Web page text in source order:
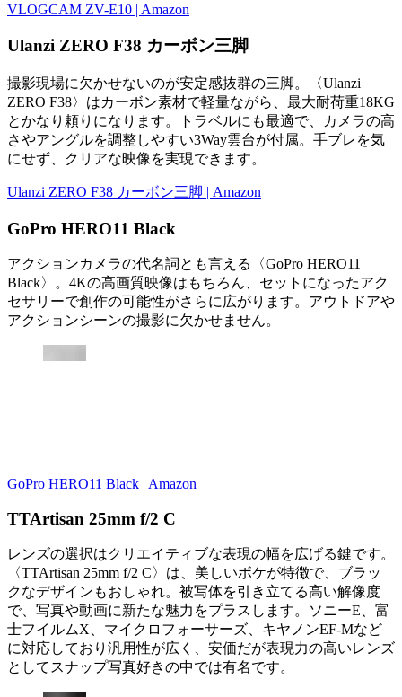
VLOGCAM ZV-E10 | Amazon
Ulanzi ZERO F38 カーボン三脚
撮影現場に欠かせないのが安定感抜群の三脚。〈Ulanzi
ZERO F38〉はカーボン素材で軽量ながら、最大耐荷重18KG
とかなり頼りになります。トラベルにも最適で、カメラの高
さやアングルを調整しやすい3Way雲台が付属。手ブレを気
にせず、クリアな映像を実現できます。
Ulanzi ZERO F38 カーボン三脚 | Amazon
GoPro HERO11 Black
アクションカメラの代名詞とも言える〈GoPro HERO11
Black〉。4Kの高画質映像はもちろん、セットになったアク
セサリーで創作の可能性がさらに広がります。アウトドアや
アクションシーンの撮影に欠かせません。
GoPro HERO11 Black | Amazon
TTArtisan 25mm f/2 C
レンズの選択はクリエイティブな表現の幅を広げる鍵です。
〈TTArtisan 25mm f/2 C〉は、美しいボケが特徴で、ブラッ
クなデザインもおしゃれ。被写体を引き立てる高い解像度
で、写真や動画に新たな魅力をプラスします。ソニーE、富
士フイルムX、マイクロフォーサーズ、キヤノンEF-Mなど
に対応しており汎用性が広く、安価だが表現力の高いレンズ
としてスナップ写真好きの中では有名です。